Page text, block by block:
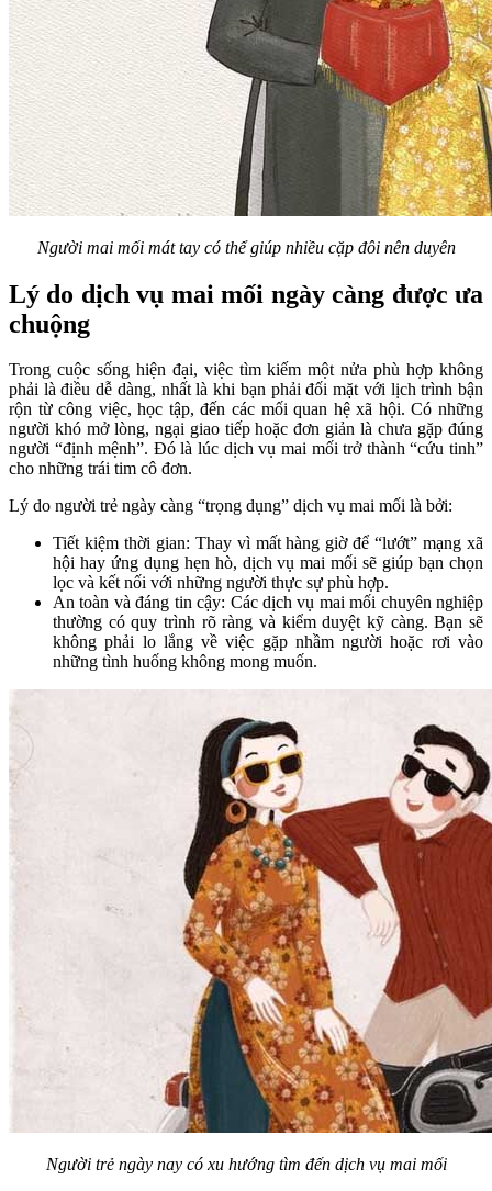
Người mai mối mát tay có thể giúp nhiều cặp đôi nên duyên
Lý do dịch vụ mai mối ngày càng được ưa
chuộng
Trong cuộc sống hiện đại, việc tìm kiếm một nửa phù hợp không
phải là điều dễ dàng, nhất là khi bạn phải đối mặt với lịch trình bận
rộn từ công việc, học tập, đến các mối quan hệ xã hội. Có những
người khó mở lòng, ngại giao tiếp hoặc đơn giản là chưa gặp đúng
người “định mệnh”. Đó là lúc dịch vụ mai mối trở thành “cứu tinh”
cho những trái tim cô đơn.
Lý do người trẻ ngày càng “trọng dụng” dịch vụ mai mối là bởi:
Tiết kiệm thời gian: Thay vì mất hàng giờ để “lướt” mạng xã
hội hay ứng dụng hẹn hò, dịch vụ mai mối sẽ giúp bạn chọn
lọc và kết nối với những người thực sự phù hợp.
An toàn và đáng tin cậy: Các dịch vụ mai mối chuyên nghiệp
thường có quy trình rõ ràng và kiểm duyệt kỹ càng. Bạn sẽ
không phải lo lắng về việc gặp nhầm người hoặc rơi vào
những tình huống không mong muốn.
Người trẻ ngày nay có xu hướng tìm đến dịch vụ mai mối